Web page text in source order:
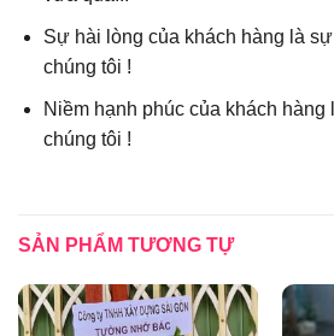
Sự hài lòng của khách hàng là
chúng tôi !
Niềm hạnh phúc của khách hàng
chúng tôi !
SẢN PHẨM TƯƠNG TỰ